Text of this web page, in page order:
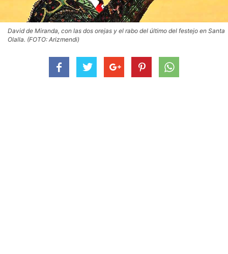
David de Miranda, con las dos orejas y el rabo del último del festejo en Santa
Olalla. (FOTO: Arizmendi)